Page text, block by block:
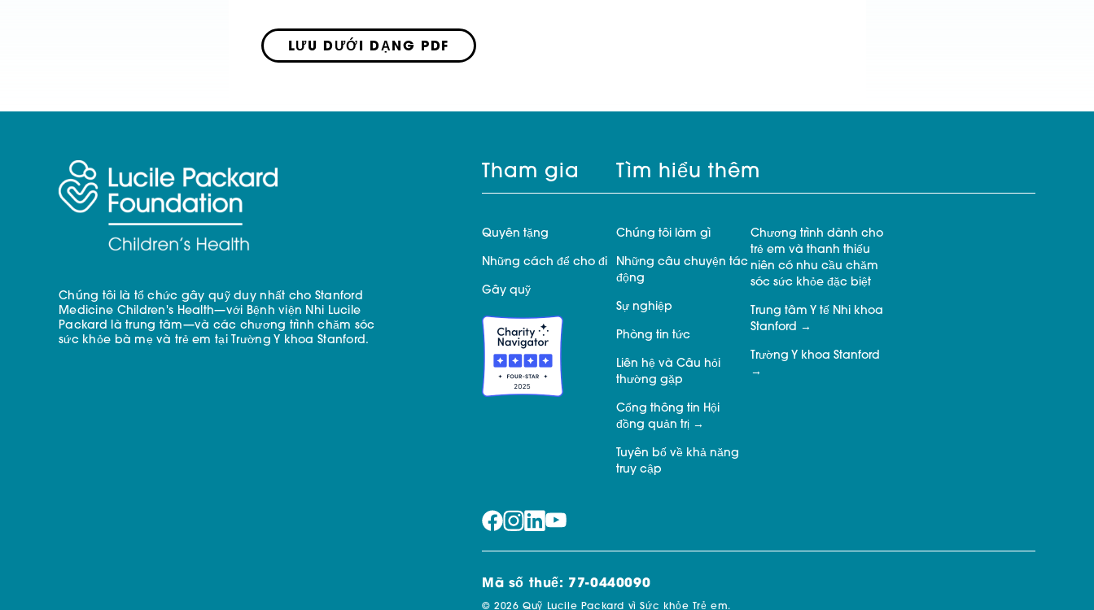
LƯU DƯỚI DẠNG PDF
Chúng tôi là tổ chức gây quỹ duy nhất cho Stanford
Medicine Children's Health—với Bệnh viện Nhi Lucile
Packard là trung tâm—và các chương trình chăm sóc
sức khỏe bà mẹ và trẻ em tại Trường Y khoa Stanford.
Tham gia
Quyên tặng
Những cách để cho đi
Gây quỹ
Tìm hiểu thêm
Chúng tôi làm gì
Những câu chuyện tác
động
Sự nghiệp
Phòng tin tức
Liên hệ và Câu hỏi
thường gặp
Cổng thông tin Hội
đồng quản trị
Tuyên bố về khả năng
truy cập
Chương trình dành cho
trẻ em và thanh thiếu
niên có nhu cầu chăm
sóc sức khỏe đặc biệt
Trung tâm Y tế Nhi khoa
Stanford
Trường Y khoa Stanford
Mã số thuế: 77-0440090
© 2026 Quỹ Lucile Packard vì Sức khỏe Trẻ em.